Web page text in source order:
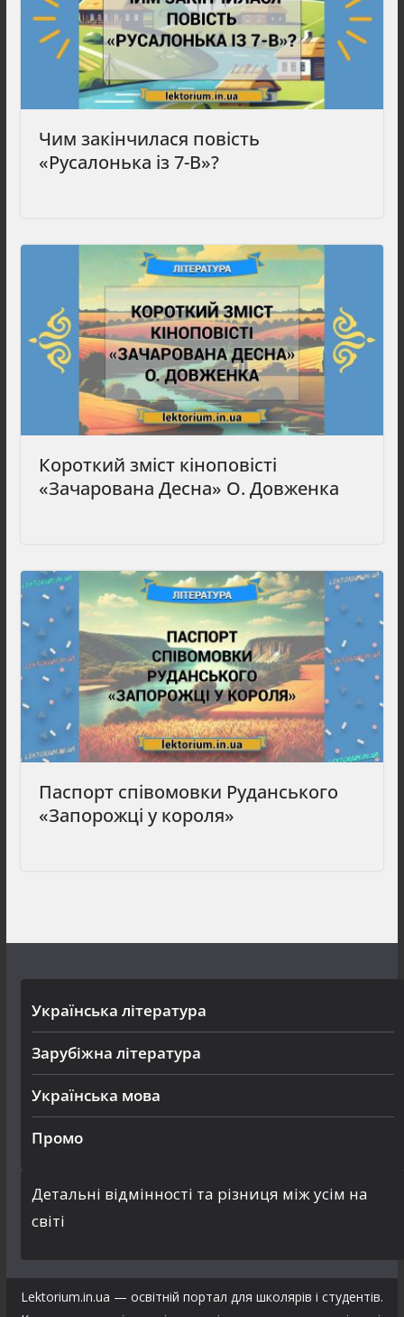
Чим закінчилася повість
«Русалонька із 7-В»?
Короткий зміст кіноповісті
«Зачарована Десна» О. Довженка
Паспорт співомовки Руданського
«Запорожці у короля»
Українська література
Зарубіжна література
Українська мова
Промо
Детальні відмінності та різниця між усім на
світі
Lektorium.in.ua — освітній портал для школярів і студентів.